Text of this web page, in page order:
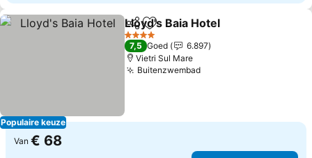
Populaire keuze
DelenToevoegen aan favorieten
Lloyd's Baia Hotel
4 Sterren
7,5 Goed
6.897
Vietri Sul Mare
BuitenzwembadPrijzen bekijken
Van € 68